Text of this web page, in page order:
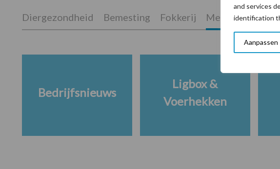
and services
identification
Aanpassen
Diergezondheid Bemesting Fokkerij Melkveebedrijf
Bedrijfsnieuws
Ligbox &
Voerhekken